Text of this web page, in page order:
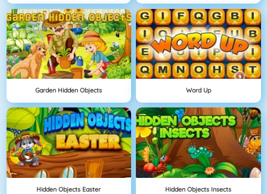
Garden Hidden Objects Word Up
Hidden Objects Easter Hidden Objects Insects